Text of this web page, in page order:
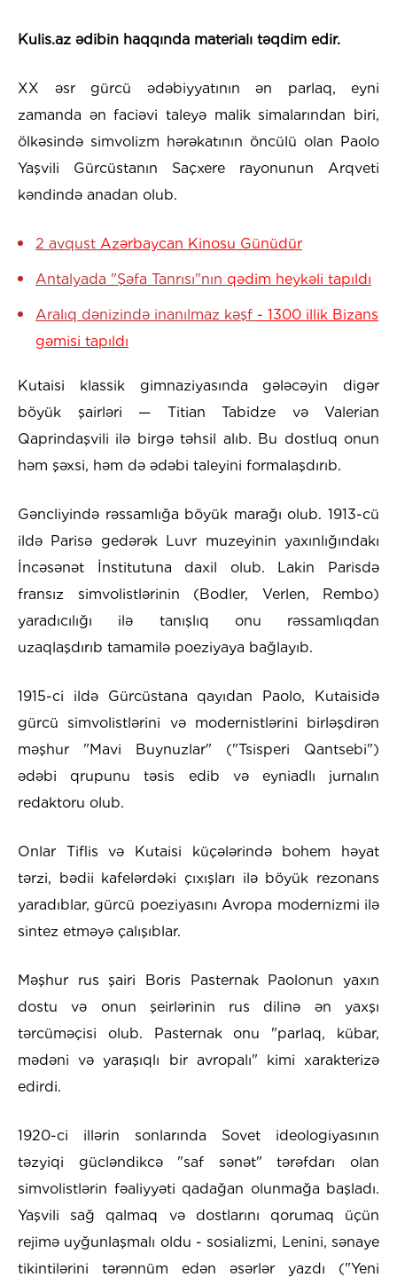
Kulis.az ədibin haqqında materialı təqdim edir.
XX əsr gürcü ədəbiyyatının ən parlaq, eyni
zamanda ən faciəvi taleyə malik simalarından biri,
ölkəsində simvolizm hərəkatının öncülü olan Paolo
Yaşvili Gürcüstanın Saçxere rayonunun Arqveti
kəndində anadan olub.
2 avqust Azərbaycan Kinosu Günüdür
Antalyada "Şəfa Tanrısı"nın qədim heykəli tapıldı
Aralıq dənizində inanılmaz kəşf - 1300 illik Bizans
gəmisi tapıldı
Kutaisi klassik gimnaziyasında gələcəyin digər
böyük şairləri — Titian Tabidze və Valerian
Qaprindaşvili ilə birgə təhsil alıb. Bu dostluq onun
həm şəxsi, həm də ədəbi taleyini formalaşdırıb.
Gəncliyində rəssamlığa böyük marağı olub. 1913-cü
ildə Parisə gedərək Luvr muzeyinin yaxınlığındakı
İncəsənət İnstitutuna daxil olub. Lakin Parisdə
fransız simvolistlərinin (Bodler, Verlen, Rembo)
yaradıcılığı ilə tanışlıq onu rəssamlıqdan
uzaqlaşdırıb tamamilə poeziyaya bağlayıb.
1915-ci ildə Gürcüstana qayıdan Paolo, Kutaisidə
gürcü simvolistlərini və modernistlərini birləşdirən
məşhur "Mavi Buynuzlar" ("Tsisperi Qantsebi")
ədəbi qrupunu təsis edib və eyniadlı jurnalın
redaktoru olub.
Onlar Tiflis və Kutaisi küçələrində bohem həyat
tərzi, bədii kafelərdəki çıxışları ilə böyük rezonans
yaradıblar, gürcü poeziyasını Avropa modernizmi ilə
sintez etməyə çalışıblar.
Məşhur rus şairi Boris Pasternak Paolonun yaxın
dostu və onun şeirlərinin rus dilinə ən yaxşı
tərcüməçisi olub. Pasternak onu "parlaq, kübar,
mədəni və yaraşıqlı bir avropalı" kimi xarakterizə
edirdi.
1920-ci illərin sonlarında Sovet ideologiyasının
təzyiqi gücləndikcə "saf sənət" tərəfdarı olan
simvolistlərin fəaliyyəti qadağan olunmağa başladı.
Yaşvili sağ qalmaq və dostlarını qorumaq üçün
rejimə uyğunlaşmalı oldu - sosializmi, Lenini, sənaye
tikintilərini tərənnüm edən əsərlər yazdı ("Yeni